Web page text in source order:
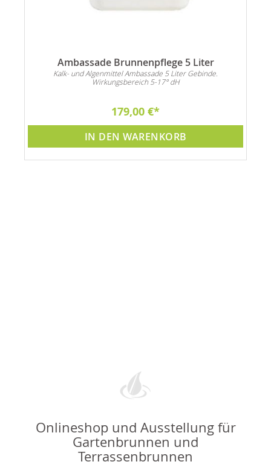
Ambassade Brunnenpflege 5 Liter
Kalk- und Algenmittel Ambassade 5 Liter Gebinde.
Wirkungsbereich 5-17° dH
179,00 €
IN DEN WARENKORB
Onlineshop und Ausstellung für
Gartenbrunnen und
Terrassenbrunnen